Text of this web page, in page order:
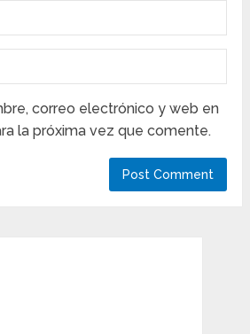
correo electrónico y web en
la próxima vez que comente.